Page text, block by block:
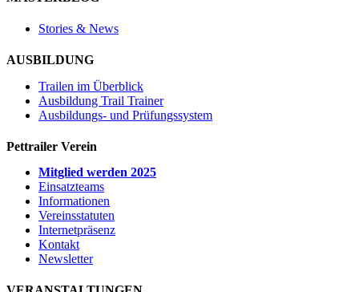
Stories & News
AUSBILDUNG
Trailen im Überblick
Ausbildung Trail Trainer
Ausbildungs- und Prüfungssystem
Pettrailer Verein
Mitglied werden 2025
Einsatzteams
Informationen
Vereinsstatuten
Internetpräsenz
Kontakt
Newsletter